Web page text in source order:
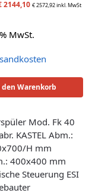
2144,10 €2572,92inkl. MwSt
MwSt.
Warenkorb